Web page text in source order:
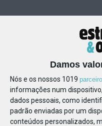
Damos
Nós e os nossos 1019
informações num
dados pessoais, como
padrão enviadas por um
conteúdos personalizados,